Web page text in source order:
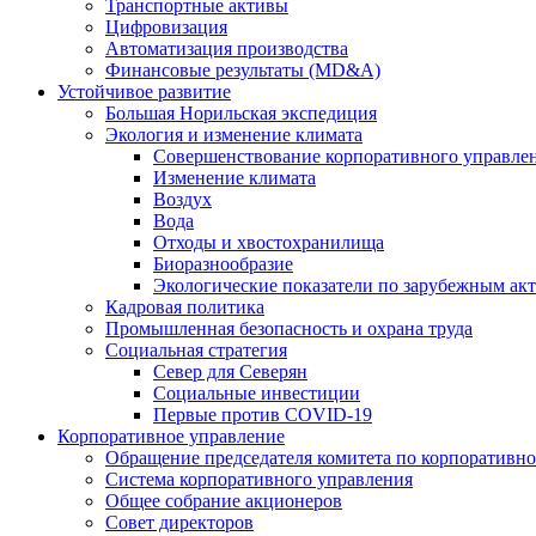
Транспортные активы
Цифровизация
Автоматизация производства
Финансовые результаты (MD&A)
Устойчивое развитие
Большая Норильская экспедиция
Экология и изменение климата
Совершенствование корпоративного
Изменение климата
Воздух
Вода
Отходы и хвостохранилища
Биоразнообразие
Экологические показатели по зарубежным
Кадровая политика
Промышленная безопасность и охрана труда
Социальная стратегия
Север для Северян
Социальные инвестиции
Первые против COVID‑19
Корпоративное управление
Обращение председателя комитета по
Система корпоративного управления
Общее собрание акционеров
Совет директоров